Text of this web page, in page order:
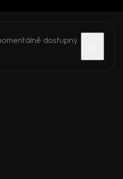
dostupný